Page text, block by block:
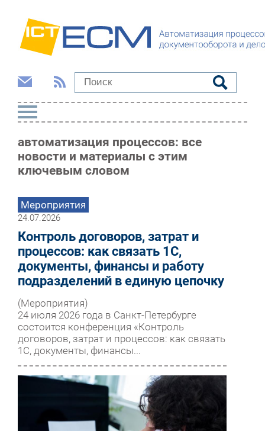
автоматизация процессов: все
новости и материалы с этим
ключевым словом
Мероприятия
24.07.2026
Контроль договоров, затрат и
процессов: как связать 1С,
документы, финансы и работу
подразделений в единую цепочку
(Мероприятия)
24 июля 2026 года в Санкт-Петербурге
состоится конференция «Контроль
договоров, затрат и процессов: как связать
1С, документы, финансы...